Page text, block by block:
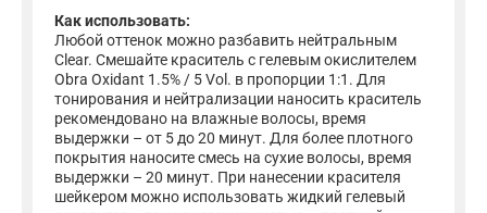
Как использовать:
Любой оттенок можно разбавить нейтральным
Clear. Смешайте краситель с гелевым окислителем
Obra Oxidant 1.5% / 5 Vol. в пропорции 1:1. Для
тонирования и нейтрализации наносить краситель
рекомендовано на влажные волосы, время
выдержки – от 5 до 20 минут. Для более плотного
покрытия наносите смесь на сухие волосы, время
выдержки – 20 минут. При нанесении красителя
шейкером можно использовать жидкий гелевый